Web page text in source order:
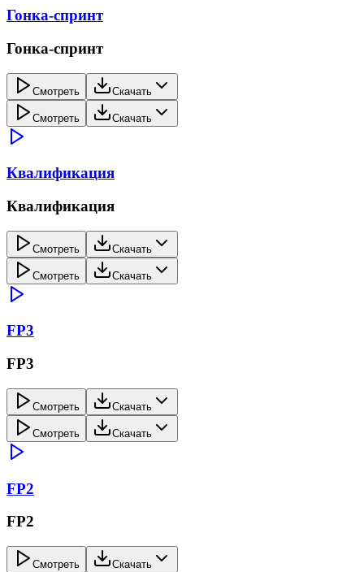
Гонка-спринт
Гонка-спринт
Смотреть Скачать
Смотреть Скачать
Квалификация
Квалификация
Смотреть Скачать
Смотреть Скачать
FP3
FP3
Смотреть Скачать
Смотреть Скачать
FP2
FP2
Смотреть Скачать